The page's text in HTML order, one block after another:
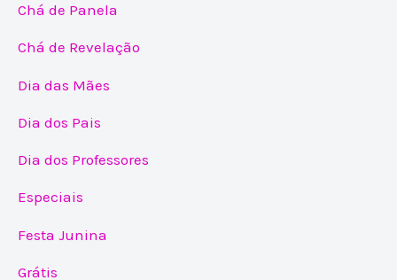
Chá de Panela
Chá de Revelação
Dia das Mães
Dia dos Pais
Dia dos Professores
Especiais
Festa Junina
Grátis